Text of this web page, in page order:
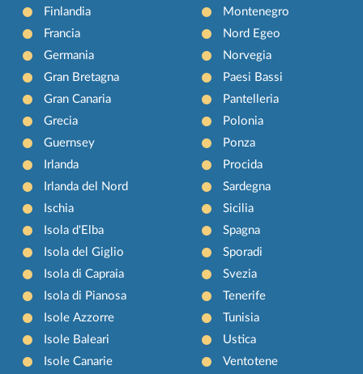
Finlandia
Francia
Germania
Gran Bretagna
Gran Canaria
Grecia
Guernsey
Irlanda
Irlanda del Nord
Ischia
Isola d'Elba
Isola del Giglio
Isola di Capraia
Isola di Pianosa
Isole Azzorre
Isole Baleari
Isole Canarie
Montenegro
Nord Egeo
Norvegia
Paesi Bassi
Pantelleria
Polonia
Ponza
Procida
Sardegna
Sicilia
Spagna
Sporadi
Svezia
Tenerife
Tunisia
Ustica
Ventotene